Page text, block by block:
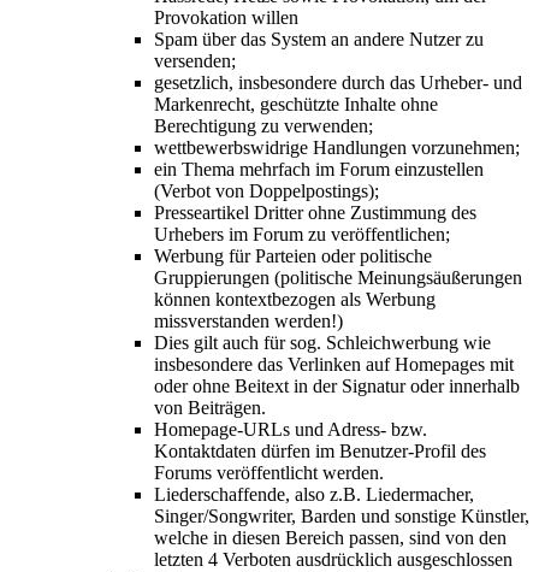
Provokation willen
Spam über das System an andere Nutzer zu
versenden;
gesetzlich, insbesondere durch das Urheber- und
Markenrecht, geschützte Inhalte ohne
Berechtigung zu verwenden;
wettbewerbswidrige Handlungen vorzunehmen;
ein Thema mehrfach im Forum einzustellen
(Verbot von Doppelpostings);
Presseartikel Dritter ohne Zustimmung des
Urhebers im Forum zu veröffentlichen;
Werbung für Parteien oder politische
Gruppierungen (politische Meinungsäußerungen
können kontextbezogen als Werbung
missverstanden werden!)
Dies gilt auch für sog. Schleichwerbung wie
insbesondere das Verlinken auf Homepages mit
oder ohne Beitext in der Signatur oder innerhalb
von Beiträgen.
Homepage-URLs und Adress- bzw.
Kontaktdaten dürfen im Benutzer-Profil des
Forums veröffentlicht werden.
Liederschaffende, also z.B. Liedermacher,
Singer/Songwriter, Barden und sonstige Künstler,
welche in diesen Bereich passen, sind von den
letzten 4 Verboten ausdrücklich ausgeschlossen